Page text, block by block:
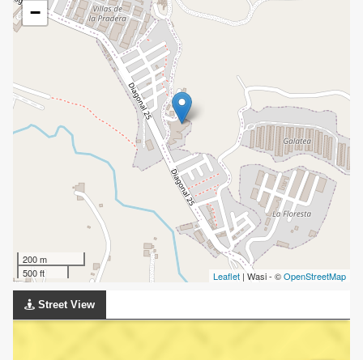
−
200 m
500 ft
Leaflet | Wasi - ©OpenStreetMap
Street View